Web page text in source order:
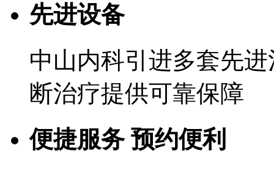
先进设备
中山内科引进多套先
断治疗提供可靠保障
便捷服务 预约便利